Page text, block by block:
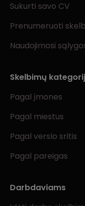
Sukurti savo CV
Prenumeruoti
Naudojimosi
Skelbimų
Pagal įmones
Pagal miestus
Pagal verslo sritis
Pagal pareigas
Darbdaviams